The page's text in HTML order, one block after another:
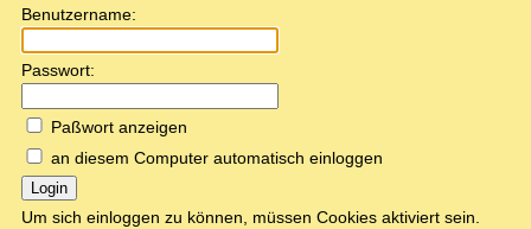
Benutzername:
Passwort:
Paßwort anzeigen
an diesem Computer automatisch einloggen
Login
Um sich einloggen zu können, müssen Cookies aktiviert sein.